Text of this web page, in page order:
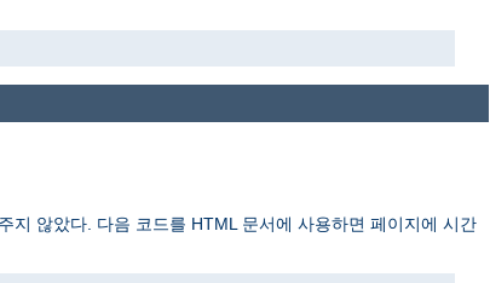
지 않았다. 다음 코드를 HTML 문서에 사용하면 페이지에 시간